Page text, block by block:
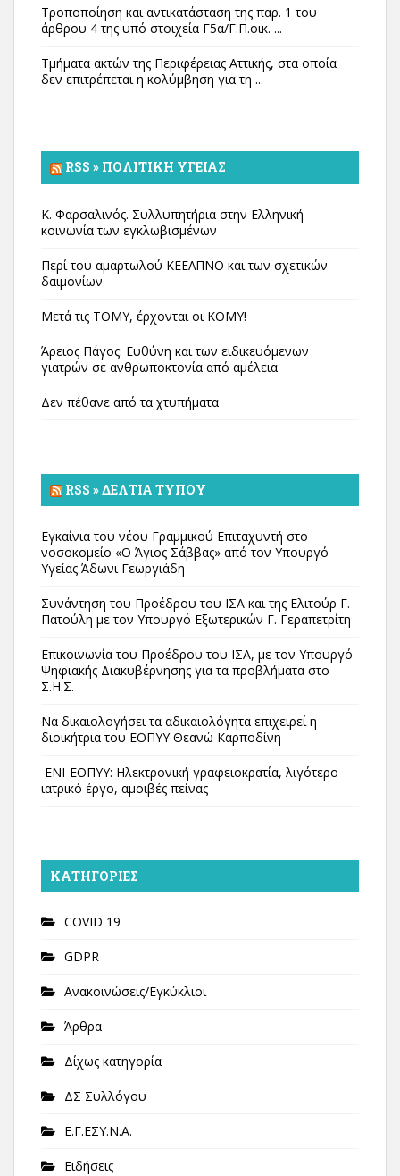
Τροποποίηση και αντικατάσταση της παρ. 1 του
άρθρου 4 της υπό στοιχεία Γ5α/Γ.Π.οικ. ...
Τμήματα ακτών της Περιφέρειας Αττικής, στα οποία
δεν επιτρέπεται η κολύμβηση για τη ...
RSS » ΠΟΛΙΤΙΚΉ ΥΓΕΊΑΣ
Κ. Φαρσαλινός. Συλλυπητήρια στην Ελληνική
κοινωνία των εγκλωβισμένων
Περί του αμαρτωλού ΚΕΕΛΠΝΟ και των σχετικών
δαιμονίων
Μετά τις ΤΟΜΥ, έρχονται οι ΚΟΜΥ!
Άρειος Πάγος: Ευθύνη και των ειδικευόμενων
γιατρών σε ανθρωποκτονία από αμέλεια
Δεν πέθανε από τα χτυπήματα
RSS » ΔΕΛΤΊΑ ΤΎΠΟΥ
Εγκαίνια του νέου Γραμμικού Επιταχυντή στο
νοσοκομείο «Ο Άγιος Σάββας» από τον Υπουργό
Υγείας Άδωνι Γεωργιάδη
Συνάντηση του Προέδρου του ΙΣΑ και της Ελιτούρ Γ.
Πατούλη με τον Υπουργό Εξωτερικών Γ. Γεραπετρίτη
Επικοινωνία του Προέδρου του ΙΣΑ, με τον Υπουργό
Ψηφιακής Διακυβέρνησης για τα προβλήματα στο
Σ.Η.Σ.
Να δικαιολογήσει τα αδικαιολόγητα επιχειρεί η
διοικήτρια του ΕΟΠΥΥ Θεανώ Καρποδίνη
ΕΝΙ-ΕΟΠΥΥ: Ηλεκτρονική γραφειοκρατία, λιγότερο
ιατρικό έργο, αμοιβές πείνας
KΑΤΗΓΟΡΊΕΣ
COVID 19
GDPR
Ανακοινώσεις/Εγκύκλιοι
Άρθρα
Δίχως κατηγορία
ΔΣ Συλλόγου
Ε.Γ.ΕΣΥ.Ν.Α.
Ειδήσεις